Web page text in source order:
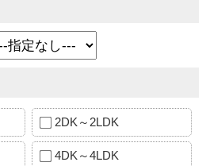
2DK～2LDK
4DK～4LDK